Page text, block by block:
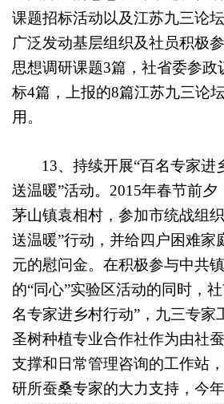
课题招标活动以及江苏九三论
广泛发动基层组织及社员积极
思想调研课题3篇，社省委参政
标4篇，上报的8篇江苏九三论
用。
13、持续开展“百名专家进
送温暖”活动。2015年春节前
茅山镇袁相村，参加市统战组
送温暖”行动，并给四户困难家
元的慰问金。在积极参与中共
的“同心”实验区活动的同时，
名专家进乡村行动”， 九三专家
圣树种植专业合作社作为由社
支撑和日常管理咨询的工作站
研所蚕桑专家的大力支持，今